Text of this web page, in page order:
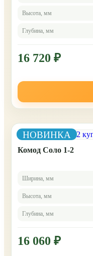
Высота, мм
Глубина, мм
16 720 ₽
НОВИНКА
Комод Соло 1-2
Ширина, мм
Высота, мм
Глубина, мм
16 060 ₽